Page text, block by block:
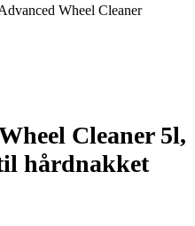
Cleaner 5l,
hårdnakket